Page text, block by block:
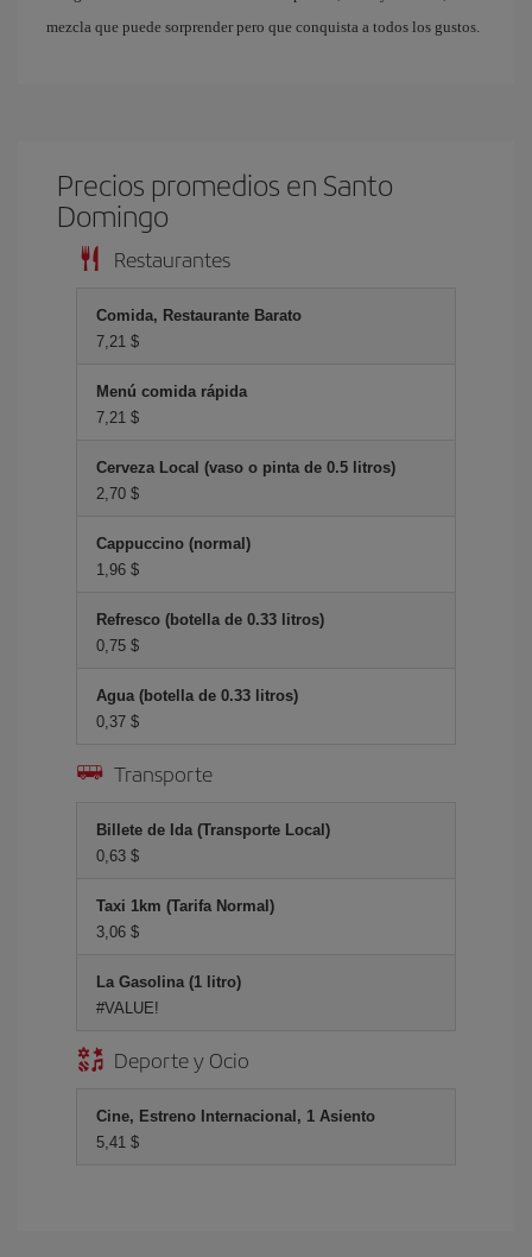
mezcla que puede sorprender pero que conquista a todos los gustos.
Precios promedios en Santo
Domingo
Restaurantes
Comida, Restaurante Barato
7,21 $
Menú comida rápida
7,21 $
Cerveza Local (vaso o pinta de 0.5 litros)
2,70 $
Cappuccino (normal)
1,96 $
Refresco (botella de 0.33 litros)
0,75 $
Agua (botella de 0.33 litros)
0,37 $
Transporte
Billete de Ida (Transporte Local)
0,63 $
Taxi 1km (Tarifa Normal)
3,06 $
La Gasolina (1 litro)
#VALUE!
Deporte y Ocio
Cine, Estreno Internacional, 1 Asiento
5,41 $